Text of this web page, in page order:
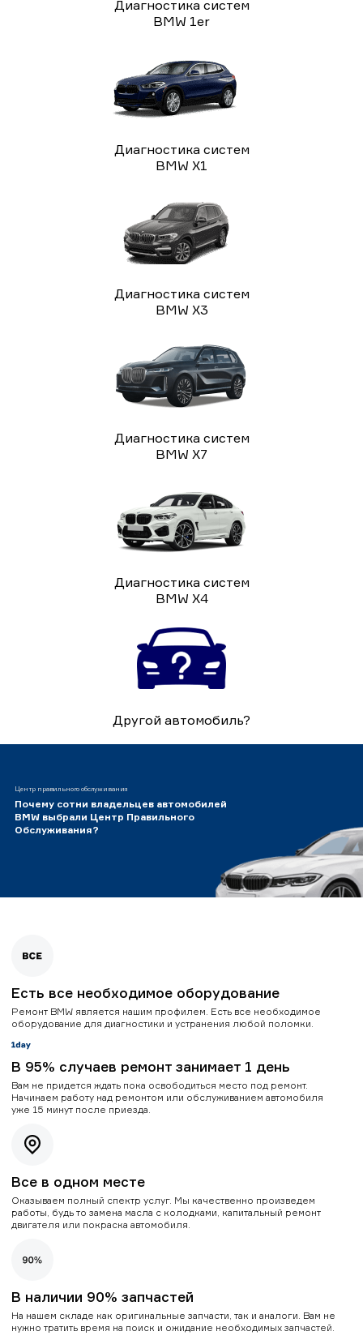
Диагностика систем
BMW 1er
Диагностика систем
BMW X1
Диагностика систем
BMW X3
Диагностика систем
BMW X7
Диагностика систем
BMW X4
Другой автомобиль?
Центр правильного обслуживания
Почему сотни владельцев автомобилей
BMW выбрали Центр Правильного
Обслуживания?
Есть все необходимое оборудование
Ремонт BMW является нашим профилем. Есть все необходимое
оборудование для диагностики и устранения любой поломки.
В 95% случаев ремонт занимает 1 день
Вам не придется ждать пока освободиться место под ремонт.
Начинаем работу над ремонтом или обслуживанием автомобиля
уже 15 минут после приезда.
Все в одном месте
Оказываем полный спектр услуг. Мы качественно произведем
работы, будь то замена масла с колодками, капитальный ремонт
двигателя или покраска автомобиля.
В наличии 90% запчастей
На нашем складе как оригинальные запчасти, так и аналоги. Вам не
нужно тратить время на поиск и ожидание необходимых запчастей.